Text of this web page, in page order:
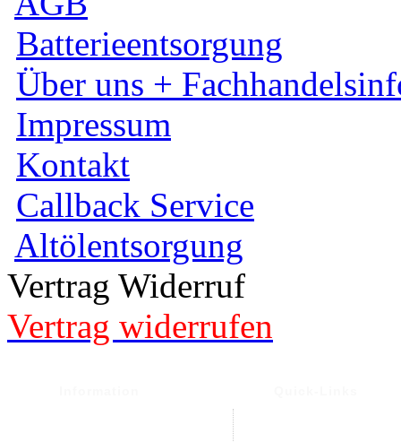
Batterieentsorgung
Über uns +
Impressum
Kontakt
Callback Service
Altölentsorgung
Vertrag Widerruf
Vertrag widerrufen